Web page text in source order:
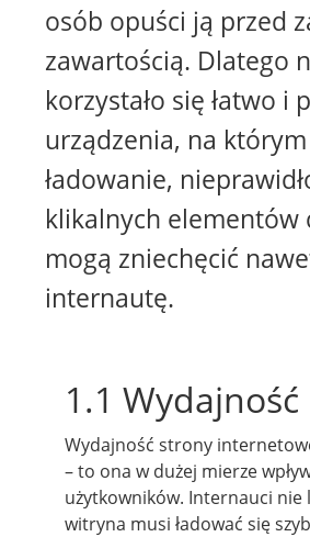
osób opuści ją przed
zawartością. Dlatego
korzystało się łatwo i
urządzenia, na
ładowanie,
klikalnych elementów
mogą zniechęcić
internautę.
1.1 Wydajność
Wydajność strony
– to ona w dużej mierze
użytkowników. Internauci nie
witryna musi ładować się